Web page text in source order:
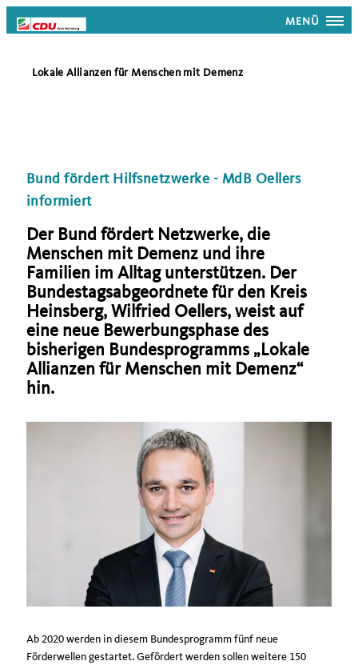
MENÜ
Lokale Allianzen für Menschen mit Demenz
Bund fördert Hilfsnetzwerke - MdB Oellers
informiert
Der Bund fördert Netzwerke, die
Menschen mit Demenz und ihre
Familien im Alltag unterstützen. Der
Bundestagsabgeordnete für den Kreis
Heinsberg, Wilfried Oellers, weist auf
eine neue Bewerbungsphase des
bisherigen Bundesprogramms „Lokale
Allianzen für Menschen mit Demenz“
hin.
Ab 2020 werden in diesem Bundesprogramm fünf neue
Förderwellen gestartet. Gefördert werden sollen weitere 150